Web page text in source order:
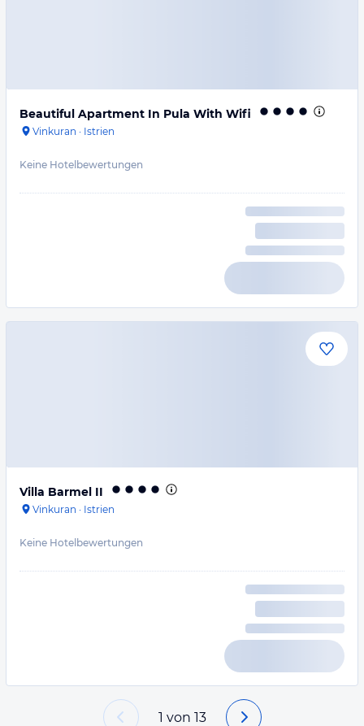
Beautiful Apartment In Pula With Wifi
Vinkuran · Istrien
Keine Hotelbewertungen
Villa Barmel II
Vinkuran · Istrien
Keine Hotelbewertungen
1 von 13